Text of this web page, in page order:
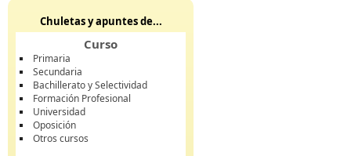
Chuletas y apuntes de...
Curso
Primaria
Secundaria
Bachillerato y Selectividad
Formación Profesional
Universidad
Oposición
Otros cursos